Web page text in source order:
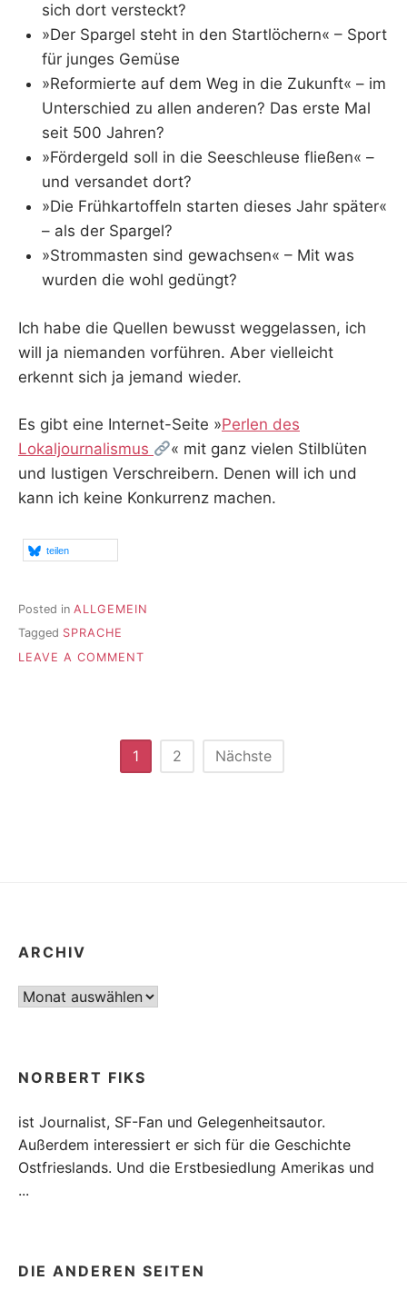
sich dort versteckt?
»Der Spargel steht in den Startlöchern« – Sport
für junges Gemüse
»Reformierte auf dem Weg in die Zukunft« – im
Unterschied zu allen anderen? Das erste Mal
seit 500 Jahren?
»Fördergeld soll in die Seeschleuse fließen« –
und versandet dort?
»Die Frühkartoffeln starten dieses Jahr später«
– als der Spargel?
»Strommasten sind gewachsen« – Mit was
wurden die wohl gedüngt?
Ich habe die Quellen bewusst weggelassen, ich
will ja niemanden vorführen. Aber vielleicht
erkennt sich ja jemand wieder.
Es gibt eine Internet-Seite »Perlen des
Lokaljournalismus
« mit ganz vielen Stilblüten
und lustigen Verschreibern. Denen will ich und
kann ich keine Konkurrenz machen.
teilen
Posted in ALLGEMEIN
Tagged SPRACHE
LEAVE A COMMENT
Seitennummerierung
1 2 Nächste
ARCHIV
Archiv
NORBERT FIKS
ist Journalist, SF-Fan und Gelegenheitsautor.
Außerdem interessiert er sich für die Geschichte
Ostfrieslands. Und die Erstbesiedlung Amerikas und
...
DIE ANDEREN SEITEN